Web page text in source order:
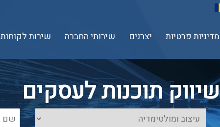
מדיניות פרטיות יצרנים שירותי החברה שירות לקוחות
שיווק תוכנות לעסקים